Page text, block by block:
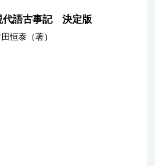
代語古事記 決定版
恒泰（著）